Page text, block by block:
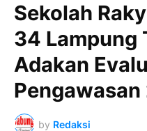
Sekolah
34 Lampung
Adakan
Pengawasan
by Redaksi